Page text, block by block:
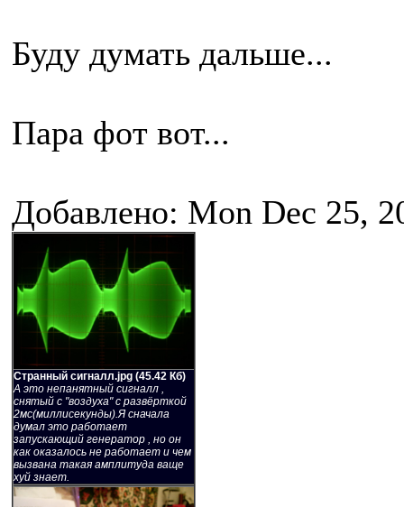
Буду думать дальше...
Пара фот вот...
Добавлено: Mon Dec 25,
Странный сигналл.jpg (45.42 Кб)
А это непанятный сигналл ,
снятый с "воздуха" с развёрткой
2мс(миллисекунды).Я сначала
думал это работает
запускающий генератор , но он
как оказалось не работает и чем
вызвана такая амплитуда ваще
хуй знает.